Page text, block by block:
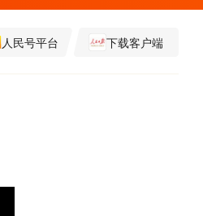
人民号平台 下载客户端